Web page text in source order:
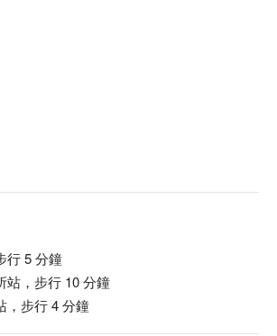
行 5 分鐘
站，步行 10 分鐘
，步行 4 分鐘